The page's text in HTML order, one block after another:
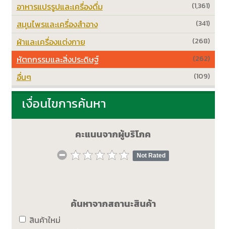
(1,361)
อาหารแปรรูปและเครื่องดื่ม
(341)
สมุนไพรและเครื่องสำอาง
(268)
ผ้าและเครื่องแต่งกาย
(262)
หัตถกรรมและสิ่งประดิษฐ์
(109)
อื่นๆ
เงื่อนไขการค้นหา
คะแนนจากผู้บริโภค
Not Rated
ค้นหาจากสถานะสินค้า
สินค้าใหม่